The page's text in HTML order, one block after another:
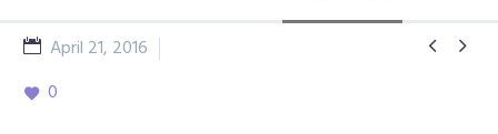
 
April 21, 2016
0